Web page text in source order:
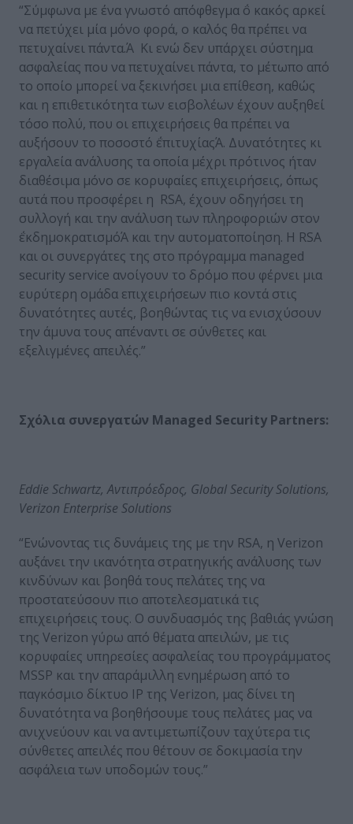
“Σύμφωνα με ένα γνωστό απόφθεγμα ΅ο κακός αρκεί
να πετύχει μία μόνο φορά, ο καλός θα πρέπει να
πετυχαίνει πάντα.Ά Κι ενώ δεν υπάρχει σύστημα
ασφαλείας που να πετυχαίνει πάντα, το μέτωπο από
το οποίο μπορεί να ξεκινήσει μια επίθεση, καθώς
και η επιθετικότητα των εισβολέων έχουν αυξηθεί
τόσο πολύ, που οι επιχειρήσεις θα πρέπει να
αυξήσουν το ποσοστό ΅επιτυχίαςΆ. Δυνατότητες κι
εργαλεία ανάλυσης τα οποία μέχρι πρότινος ήταν
διαθέσιμα μόνο σε κορυφαίες επιχειρήσεις, όπως
αυτά που προσφέρει η RSA, έχουν οδηγήσει τη
συλλογή και την ανάλυση των πληροφοριών στον
΅εκδημοκρατισμόΆ και την αυτοματοποίηση. Η RSA
και οι συνεργάτες της στο πρόγραμμα managed
security service ανοίγουν το δρόμο που φέρνει μια
ευρύτερη ομάδα επιχειρήσεων πιο κοντά στις
δυνατότητες αυτές, βοηθώντας τις να ενισχύσουν
την άμυνα τους απέναντι σε σύνθετες και
εξελιγμένες απειλές.”
Σχόλια συνεργατών Managed Security Partners:
Eddie Schwartz,Αντιπρόεδρος, Global Security Solutions,
Verizon Enterprise Solutions
“Ενώνοντας τις δυνάμεις της με την RSA, η Verizon
αυξάνει την ικανότητα στρατηγικής ανάλυσης των
κινδύνων και βοηθά τους πελάτες της να
προστατεύσουν πιο αποτελεσματικά τις
επιχειρήσεις τους. Ο συνδυασμός της βαθιάς γνώση
της Verizon γύρω από θέματα απειλών, με τις
κορυφαίες υπηρεσίες ασφαλείας του προγράμματος
MSSP και την απαράμιλλη ενημέρωση από το
παγκόσμιο δίκτυο IP της Verizon, μας δίνει τη
δυνατότητα να βοηθήσουμε τους πελάτες μας να
ανιχνεύουν και να αντιμετωπίζουν ταχύτερα τις
σύνθετες απειλές που θέτουν σε δοκιμασία την
ασφάλεια των υποδομών τους.”